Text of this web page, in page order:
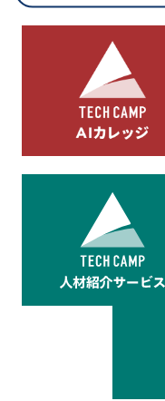
8.cookieにより取得・
当社は第三者が運営す
ームからcookieにより
析結果を取得し、これ
で、広告配信等の目的